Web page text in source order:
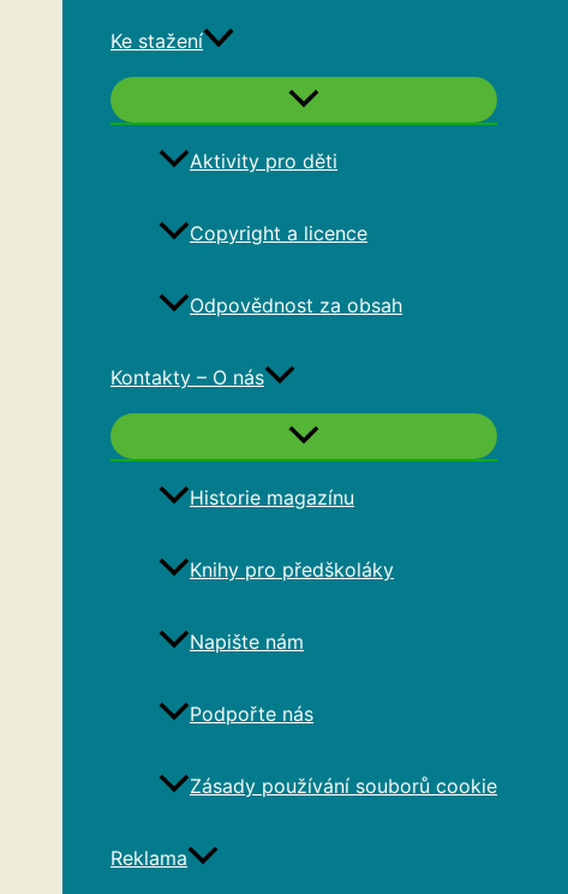
Ke stažení
Aktivity pro děti
Copyright a licence
Odpovědnost za obsah
Kontakty – O nás
Historie magazínu
Knihy pro předškoláky
Napište nám
Podpořte nás
Zásady používání souborů cookie
Reklama